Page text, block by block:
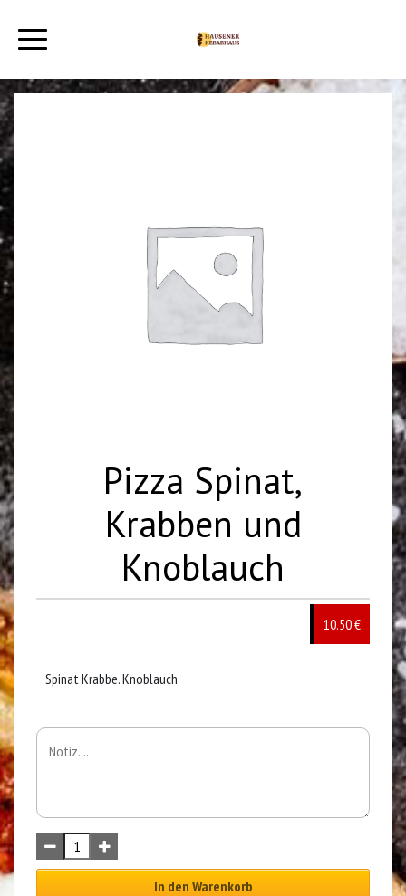
Pizza Spinat,
Krabben und
Knoblauch
10.50 €
Spinat Krabbe. Knoblauch
In den Warenkorb